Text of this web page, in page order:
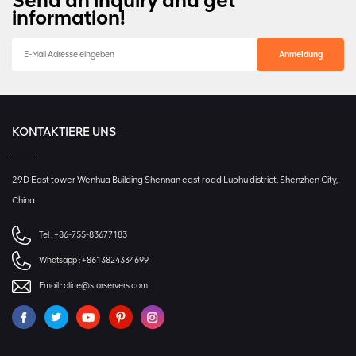
information!
KONTAKTIERE UNS
29D East tower Wenhua Building Shennan east road Luohu district, Shenzhen City,
China
Tel :+86-755-83677183
Whatsapp :+8613824334699
Email :alice@storservers.com